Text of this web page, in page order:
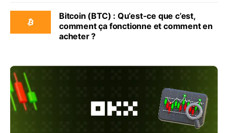
Bitcoin (BTC) : Qu’est-ce que c’est,
comment ça fonctionne et comment en
acheter ?